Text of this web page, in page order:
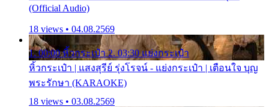
(Official Audio)
18 views • 04.08.2569
1. 00:00 หิ้วกระเป๋า 2. 03:30 แย่งกระเป๋า
หิ้วกระเป๋า | แสงสุรีย์ รุ่งโรจน์ - แย่งกระเป๋า | เตือนใจ บุญ
พระรักษา (KARAOKE)
18 views • 03.08.2569